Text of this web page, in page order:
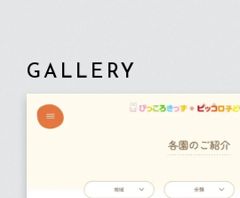
GALLERY